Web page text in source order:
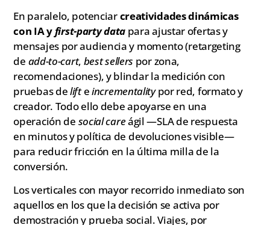
En paralelo, potenciarcreatividades dinámicas
con IA y first-party datapara ajustar ofertas y
mensajes por audiencia y momento (retargeting
de add-to-cart, best sellers por zona,
recomendaciones), y blindar la medición con
pruebas delifteincrementalitypor red, formato y
creador. Todo ello debe apoyarse en una
operación de social careágil —SLA de respuesta
en minutos y política de devoluciones visible—
para reducir fricción en la última milla de la
conversión.
Los verticales con mayor recorrido inmediato son
aquellos en los que la decisión se activa por
demostración y prueba social. Viajes, por